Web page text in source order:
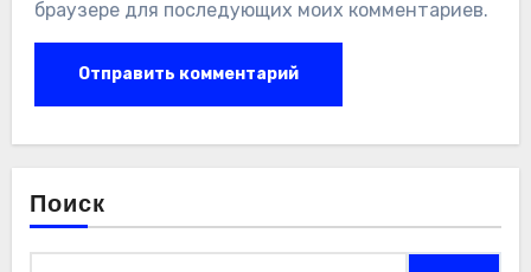
браузере для последующих моих комментариев.
Поиск